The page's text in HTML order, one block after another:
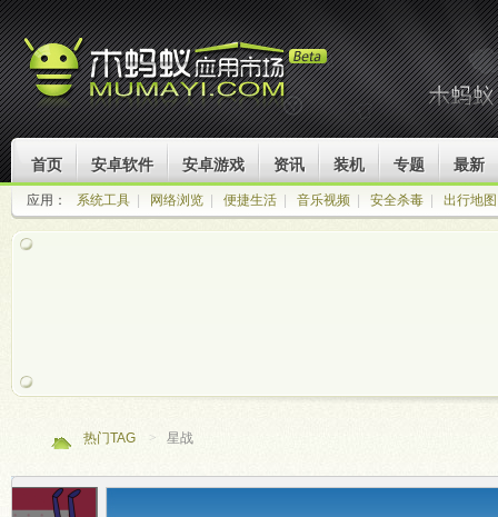
首页 安卓软件 安卓游戏 资讯 装机 专题 最新
应用： 系统工具 网络浏览 便捷生活 音乐视频 安全杀毒 出行地图
热门TAG > 星战